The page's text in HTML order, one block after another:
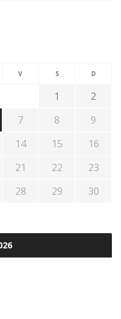
V S D
1
2
7 8
9
14 15
16
21 22
23
28 29
30